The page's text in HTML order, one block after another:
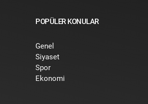
POPÜLER KONULAR
Genel
Siyaset
Spor
Ekonomi